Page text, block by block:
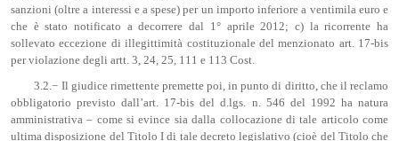
sanzioni (oltre a interessi e a spese) per un importo inferiore a ventimila euro e
che è stato notificato a decorrere dal 1° aprile 2012; c) la ricorrente ha
sollevato eccezione di illegittimità costituzionale del menzionato art. 17-bis
per violazione degli artt. 3, 24, 25, 111 e 113 Cost.
3.2.− Il giudice rimettente premette poi, in punto di diritto, che il reclamo
obbligatorio previsto dall’art. 17-bis del d.lgs. n. 546 del 1992 ha natura
amministrativa – come si evince sia dalla collocazione di tale articolo come
ultima disposizione del Titolo I di tale decreto legislativo (cioè del Titolo che